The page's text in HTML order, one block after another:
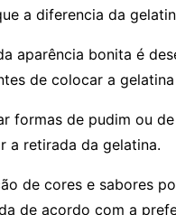
a diferencia da
aparência bonita é
de colocar a
formas de pudim ou
a retirada da gelatina.
de cores e sabores
de acordo com a